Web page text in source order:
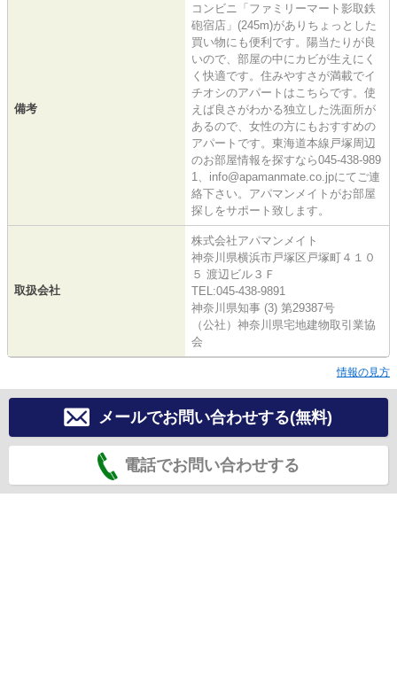
備考
コンビニ「ファミリーマート影取鉄
砲宿店」(245m)がありちょっとした
買い物にも便利です。陽当たりが良
いので、部屋の中にカビが生えにく
く快適です。住みやすさが満載でイ
チオシのアパートはこちらです。使
えば良さがわかる独立した洗面所が
あるので、女性の方にもおすすめの
アパートです。東海道本線戸塚周辺
のお部屋情報を探すなら045-438-989
1、info@apamanmate.co.jpにてご連
絡下さい。アパマンメイトがお部屋
探しをサポート致します。
取扱会社
株式会社アパマンメイト
神奈川県横浜市戸塚区戸塚町４１０
５ 渡辺ビル３Ｆ
TEL:045-438-9891
神奈川県知事 (3) 第29387号
（公社）神奈川県宅地建物取引業協
会
情報の見方
メールでお問い合わせする(無料)
電話でお問い合わせする